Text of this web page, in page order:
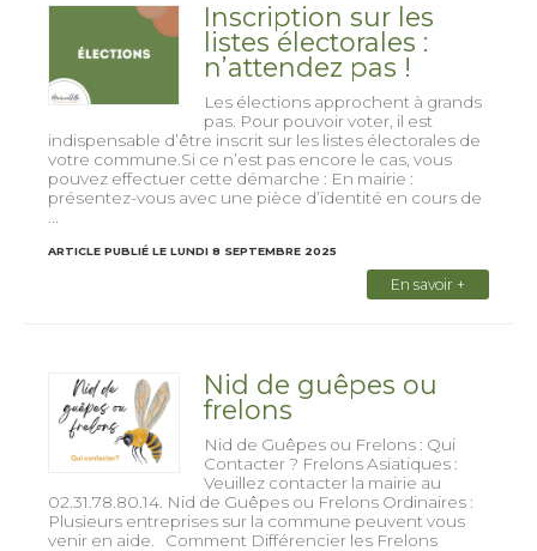
Inscription sur les
listes électorales :
n’attendez pas !
Les élections approchent à grands
pas. Pour pouvoir voter, il est
indispensable d’être inscrit sur les listes électorales de
votre commune.Si ce n’est pas encore le cas, vous
pouvez effectuer cette démarche : En mairie :
présentez-vous avec une pièce d’identité en cours de
...
ARTICLE PUBLIÉ LE LUNDI 8 SEPTEMBRE 2025
En savoir +
Nid de guêpes ou
frelons
Nid de Guêpes ou Frelons : Qui
Contacter ? Frelons Asiatiques :
Veuillez contacter la mairie au
02.31.78.80.14. Nid de Guêpes ou Frelons Ordinaires :
Plusieurs entreprises sur la commune peuvent vous
venir en aide. Comment Différencier les Frelons